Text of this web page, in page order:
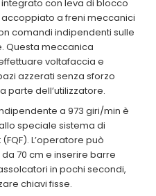
con leva di blocco
a freni meccanici
comandi indipendenti sulle
Questa meccanica
voltafaccia e
azzerati senza sforzo
parte dell’utilizzatore.
a 973 giri/min è
speciale sistema di
L’operatore può
70 cm e inserire barre
in pochi secondi,
chiavi fisse.